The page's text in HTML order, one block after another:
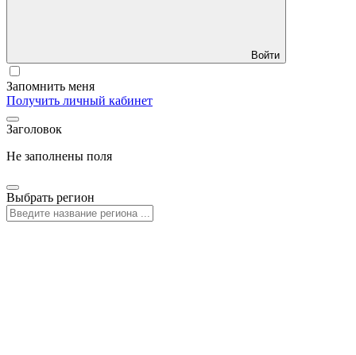
Войти
Запомнить меня
Получить личный кабинет
Заголовок
Не заполнены поля
Выбрать регион